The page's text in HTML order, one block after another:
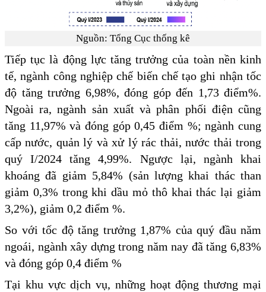
Nguồn: Tổng Cục thống kê
Tiếp tục là động lực tăng trưởng của toàn nền kinh
tế, ngành công nghiệp chế biến chế tạo ghi nhận tốc
độ tăng trưởng 6,98%, đóng góp đến 1,73 điểm%.
Ngoài ra, ngành sản xuất và phân phối điện cũng
tăng 11,97% và đóng góp 0,45 điểm %; ngành cung
cấp nước, quản lý và xử lý rác thải, nước thải trong
quý I/2024 tăng 4,99%. Ngược lại, ngành khai
khoáng đã giảm 5,84% (sản lượng khai thác than
giảm 0,3% trong khi dầu mỏ thô khai thác lại giảm
3,2%), giảm 0,2 điểm %.
So với tốc độ tăng trưởng 1,87% của quý đầu năm
ngoái, ngành xây dựng trong năm nay đã tăng 6,83%
và đóng góp 0,4 điểm %
Tại khu vực dịch vụ, những hoạt động thương mại